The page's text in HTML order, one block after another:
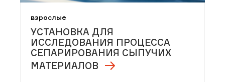
взрослые
УСТАНОВКА ДЛЯ
ИССЛЕДОВАНИЯ ПРОЦЕССА
СЕПАРИРОВАНИЯ СЫПУЧИХ
МАТЕРИАЛОВ